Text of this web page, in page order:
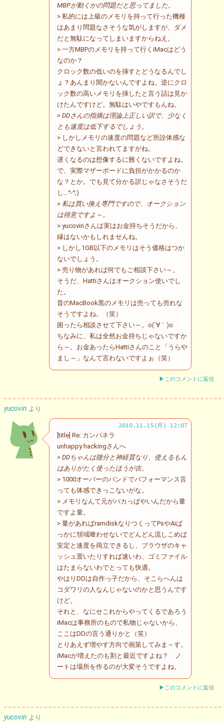
MBPが動くかの問題だと思ってました。
> 私的には上級のメモリを持って行った機種
はあまり問題なさそうな気がしますが、ダメ
だと無駄になってしまいますからねえ。
> 一方MBPのメモリを持って行くiMacはどう
なのか？
クロック数の低いのを挿すとどうなるんでし
ょ？あんまり聞かないんですよね。逆にクロ
ック数の高いメモリを挿したと言う話は見か
けたんですけど。無駄はいやですもんね。
> DDさんの指摘は理論上正しい訳で、少なく
とも速度は低下するでしょう。
> しかしメモリの速度の問題など所詮体感な
どできないと言われてますがね。
遅くなるのは想像するに難くないですよね。
で、実際マザーボードに負担がかかるのか
な？とか。でも見て分かる訳じゃなさそうだ
し…^-^;)
> 私は買い換え専門ですので、オークション
は得意ですよ～。
> yucovinさんは実はお金持ちそうだから、
縁はないかもしれませんね。
> しかし1GB以下のメモリはそう価格はつか
ないでしょう。
> 売り物があれば何でもご相談下さい～。
そうだ、Hattiさんはオークション使いでし
た。
昔のMacBook黒のメモリは売っても売れな
そうですよね。（笑）
困ったら相談させて下さい～。o(´∀｀)o
ちなみに、私は全然お金持ちじゃないですか
ら～。お金あったらHattiさんのこと「うらや
まし～」なんて言わないですよぉ（笑）
▶このコメントに返信
yucovin より
2010.11.15(月) 12:07
[title] Re: カンパネラ
unhappy hackingさんへ
> DDちゃんは随分と神経質なり、使えるもん
はありがたく使ったほうが吉。
> 1000オーバーのバンドでパフォーマンス言
っても体感できっこないがな。
> メモリなんて元がバカっぱやいんだから量
ですよ量。
> 量があればramdiskなりつくってPsやAiば
っかに領域喰わせないでどんどん流しこめば
安定と速度を両立できるし、ブラウザのキャ
ッシュ置いたりすれば速いわ、ゴミファイル
はたまらないわでとっても快適。
やはりDDは自作っ子だから、そこらへんは
コダワリの人なんじゃないのかと思うんです
けど。
それと、なにせこれからやってくるであろう
iMacは事務所のもので私物じゃないから、
ここはDDの言う通りかと（笑）
とりあえず増やす方向で画策してみま～す。
iMacが増えたのも割と最近ですよね？ ノ
ートは場所を作るのが大変そうですよね。
▶このコメントに返信
yucovin より